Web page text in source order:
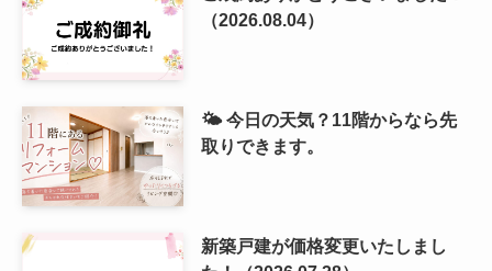
（2026.08.04）
🌤️ 今日の天気？11階からなら先
取りできます。
新築戸建が価格変更いたしまし